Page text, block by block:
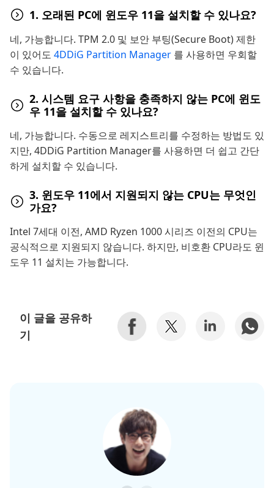
1. 오래된 PC에 윈도우 11을 설치할 수 있나요?
네, 가능합니다. TPM 2.0 및 보안 부팅(Secure Boot) 제한
이 있어도 4DDiG Partition Manager 를 사용하면 우회할
수 있습니다.
2. 시스템 요구 사항을 충족하지 않는 PC에 윈도
우 11을 설치할 수 있나요?
네, 가능합니다. 수동으로 레지스트리를 수정하는 방법도 있
지만, 4DDiG Partition Manager를 사용하면 더 쉽고 간단
하게 설치할 수 있습니다.
3. 윈도우 11에서 지원되지 않는 CPU는 무엇인
가요?
Intel 7세대 이전, AMD Ryzen 1000 시리즈 이전의 CPU는
공식적으로 지원되지 않습니다. 하지만, 비호환 CPU라도 윈
도우 11 설치는 가능합니다.
이 글을 공유하
기